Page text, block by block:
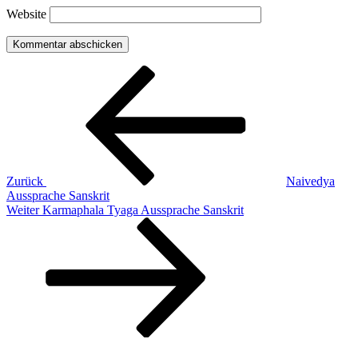
Website
Beitragsnavigation
Zurück
Naivedya
Aussprache Sanskrit
Nächster
Weiter Karmaphala Tyaga Aussprache Sanskrit